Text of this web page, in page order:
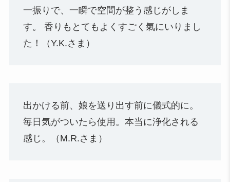
一振りで、一瞬で空間が整う感じがしま
す。 香りもとてもよくすごく氣にいりまし
た！（Y.K.さま）
出かける前、娘を送り出す前に儀式的に。
毎日気がついたら使用。本当に浄化される
感じ。（M.R.さま）